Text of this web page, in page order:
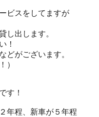
スをしてますが
出します。
！
がございます。
）
です！
程、新車が５年程